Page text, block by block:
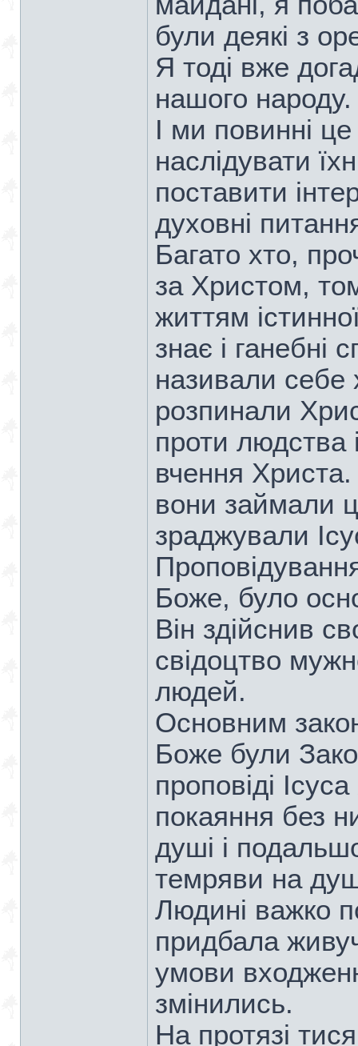
були деякі з
Я тоді вже
нашого народу.
І ми повинні це
наслідувати
поставити
духовні
Багато хто,
за Христом,
життям
знає і ганебні
називали себе
розпинали
проти людства
вчення
вони займали
зраджували
Боже, було
Він здійснив
свідоцтво
людей.
Основним
Боже були
проповіді
покаяння без
душі і
темряви на
Людині важко
придбала
умови
змінились.
На протязі